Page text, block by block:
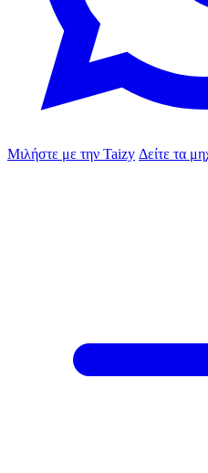
Μιλήστε με την Taizy Δείτε τα